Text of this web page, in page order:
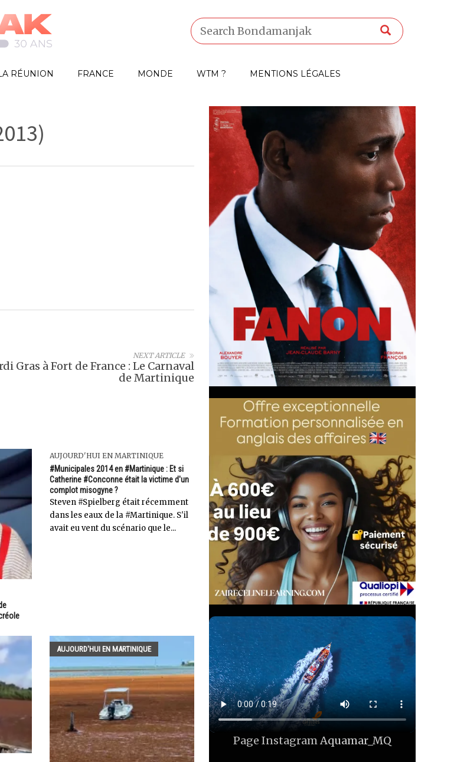
RÉUNION FRANCE MONDE WTM ? MENTIONS LÉGALES
NEXT ARTICLE
Gras à Fort de France : Le Carnaval
de Martinique
AUJOURD'HUI EN MARTINIQUE
#Municipales 2014 en #Martinique : Et si
Catherine #Conconne était la victime d'un
complot misogyne ?
Steven #Spielberg était récemment
dans les eaux de la #Martinique. S'il
avait eu vent du scénario que le...
AUJOURD'HUI EN MARTINIQUE
Page InstagramAquamar_MQ